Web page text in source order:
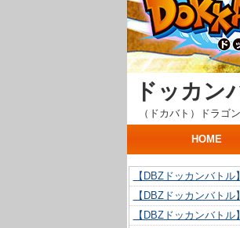
ドッカン
（ドカバト）ドラゴ
HOME
【DBZドッカンバト
【DBZドッカンバト
【DBZドッカンバト